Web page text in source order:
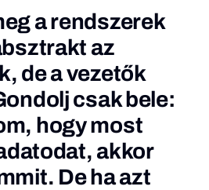
a rendszerek
az
de a vezetők
csak bele:
hogy most
akkor
De ha azt